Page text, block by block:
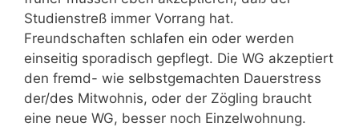
Studienstreß immer Vorrang hat.
Freundschaften schlafen ein oder werden
einseitig sporadisch gepflegt. Die WG akzeptiert
den fremd- wie selbstgemachten Dauerstress
der/des Mitwohnis, oder der Zögling braucht
eine neue WG, besser noch Einzelwohnung.